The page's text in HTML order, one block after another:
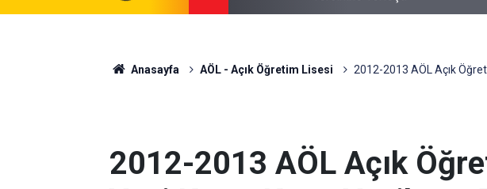
Anasayfa AÖL - Açık Öğretim Lisesi 2012-2013 AÖL Açık
2012-2013 AÖL Açık